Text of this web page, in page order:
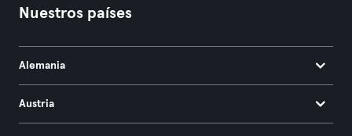
Nuestros países
Alemania
Austria